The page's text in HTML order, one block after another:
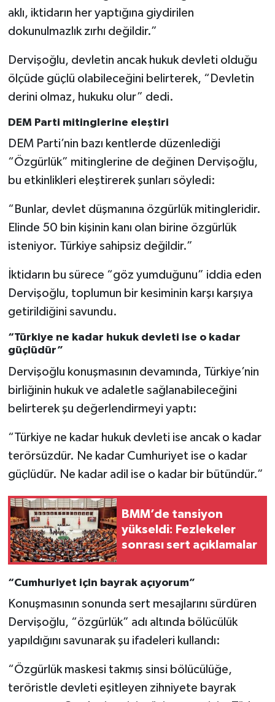
aklı, iktidarın her yaptığına giydirilen
dokunulmazlık zırhı değildir.”
Dervişoğlu, devletin ancak hukuk devleti olduğu
ölçüde güçlü olabileceğini belirterek, “Devletin
derini olmaz, hukuku olur” dedi.
DEM Parti mitinglerine eleştiri
DEM Parti’nin bazı kentlerde düzenlediği
“Özgürlük” mitinglerine de değinen Dervişoğlu,
bu etkinlikleri eleştirerek şunları söyledi:
“Bunlar, devlet düşmanına özgürlük mitingleridir.
Elinde 50 bin kişinin kanı olan birine özgürlük
isteniyor. Türkiye sahipsiz değildir.”
İktidarın bu sürece “göz yumduğunu” iddia eden
Dervişoğlu, toplumun bir kesiminin karşı karşıya
getirildiğini savundu.
“Türkiye ne kadar hukuk devleti ise o kadar
güçlüdür”
Dervişoğlu konuşmasının devamında, Türkiye’nin
birliğinin hukuk ve adaletle sağlanabileceğini
belirterek şu değerlendirmeyi yaptı:
“Türkiye ne kadar hukuk devleti ise ancak o kadar
terörsüzdür. Ne kadar Cumhuriyet ise o kadar
güçlüdür. Ne kadar adil ise o kadar bir bütündür.”
BMM’de tansiyon
yükseldi: Fezlekeler
sonrası sert açıklamalar
“Cumhuriyet için bayrak açıyorum”
Konuşmasının sonunda sert mesajlarını sürdüren
Dervişoğlu, “özgürlük” adı altında bölücülük
yapıldığını savunarak şu ifadeleri kullandı:
“Özgürlük maskesi takmış sinsi bölücülüğe,
teröristle devleti eşitleyen zihniyete bayrak